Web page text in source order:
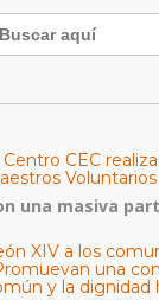
Centro CEC
una masiva
XIV a los
una
y la dignidad